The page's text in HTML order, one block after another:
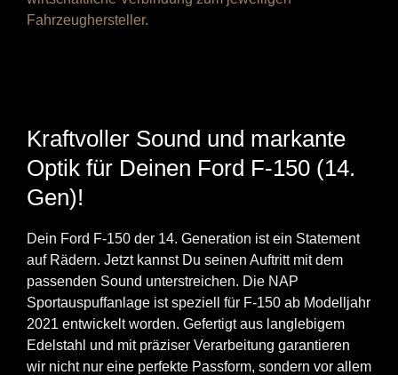
Fahrzeughersteller.
Kraftvoller Sound und markante
Optik für Deinen Ford F-150 (14.
Gen)!
Dein Ford F-150 der 14. Generation ist ein Statement
auf Rädern. Jetzt kannst Du seinen Auftritt mit dem
passenden Sound unterstreichen. Die NAP
Sportauspuffanlage ist speziell für F-150 ab Modelljahr
2021 entwickelt worden. Gefertigt aus langlebigem
Edelstahl und mit präziser Verarbeitung garantieren
wir nicht nur eine perfekte Passform, sondern vor allem